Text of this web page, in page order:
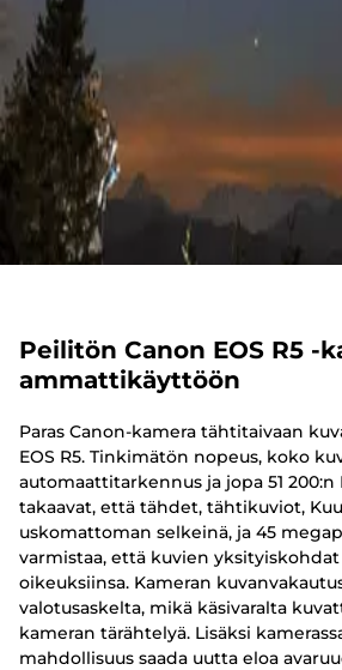
Peilitön Canon EOS R5 -
ammattikäyttöön
Paras Canon-kamera tähtitaivaan
EOS R5. Tinkimätön nopeus, koko
automaattitarkennus ja jopa 51 200:n
takaavat, että tähdet, tähtikuviot,
uskomattoman selkeinä, ja 45
varmistaa, että kuvien yksityiskohdat
oikeuksiinsa. Kameran
valotusaskelta, mikä käsivaralta
kameran tärähtelyä. Lisäksi
mahdollisuus saada uutta eloa